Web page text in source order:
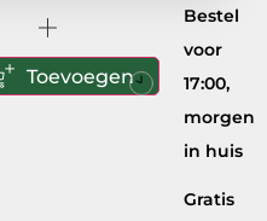
Toevoegen
Bestel
voor
17:00,
morgen
in huis
Gratis